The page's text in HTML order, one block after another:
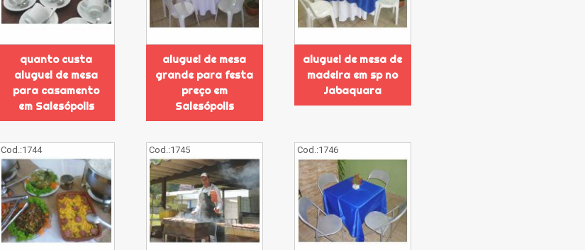
quanto custa
aluguel de mesa
para casamento
em Salesópolis
aluguel de mesa
grande para festa
preço em
Salesópolis
aluguel de mesa de
madeira em sp no
Jabaquara
Cod.:1744 Cod.:1745 Cod.:1746